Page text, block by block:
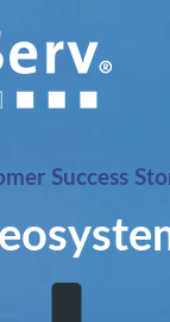
Success